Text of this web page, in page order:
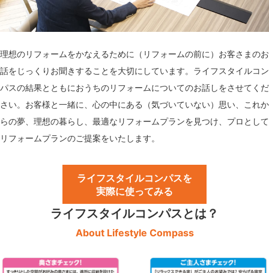
理想のリフォームをかなえるために（リフォームの前に）お客さまのお
話をじっくりお聞きすることを大切にしています。ライフスタイルコン
パスの結果とともにおうちのリフォームについてのお話しをさせてくだ
さい。お客様と一緒に、心の中にある（気づいていない）思い、これか
らの夢、理想の暮らし、最適なリフォームプランを見つけ、プロとして
リフォームプランのご提案をいたします。
ライフスタイルコンパスを
実際に使ってみる
ライフスタイルコンパスとは？
About Lifestyle Compass